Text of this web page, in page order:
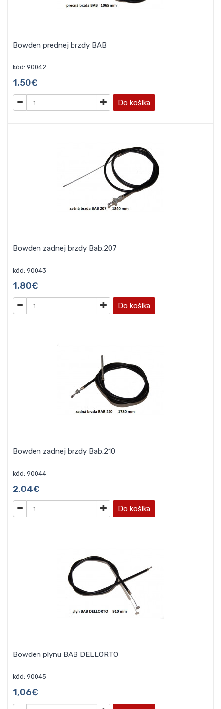
Bowden prednej brzdy BAB
kód: 90042
1,50€
Do košíka
Bowden zadnej brzdy Bab.207
kód: 90043
1,80€
Do košíka
Bowden zadnej brzdy Bab.210
kód: 90044
2,04€
Do košíka
Bowden plynu BAB DELLORTO
kód: 90045
1,06€